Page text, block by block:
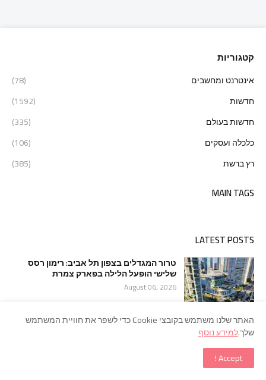
קטגוריות
אינטרנט ומחשבים
(78)
חדשות
(1592)
חדשות בעולם
(335)
כלכלה ועסקים
(106)
רץ ברשת
(385)
MAIN TAGS
LATEST POSTS
טרור המגדלים בצפון תל אביב: רימון רסס
שלישי הופעל הלילה בפארק צמרת
August 06, 2026
רצח לאור יום בראשון לציון: עורך דין נורה
האתר שלנו משתמש בקובצי Cookie כדי לשפר את חוויית המשתמש
שלך.למידע נוסף
Accept !